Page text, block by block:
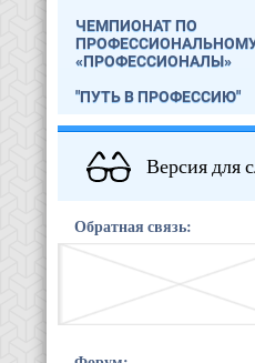
ЧЕМПИОНАТ ПО
«ПРОФЕССИОНАЛЫ»
"ПУТЬ В ПРОФЕССИЮ"
Версия для
Обратная связь: